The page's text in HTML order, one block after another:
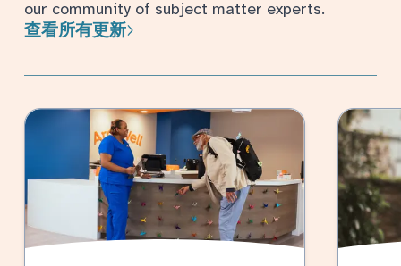
our community of subject matter experts.
查看所有更新